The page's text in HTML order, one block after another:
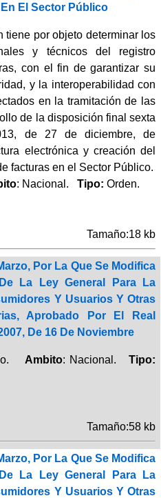
El Sector Público
tiene por objeto determinar los
y técnicos del registro
con el fin de garantizar su
y la interoperabilidad con
en la tramitación de las
de la disposición final sexta
de 27 de diciembre, de
electrónica y creación del
facturas en el Sector Público.
: Nacional. Tipo: Orden.
Tamaño:18 kb
Por La Que Se Modifica
La Ley General Para La
Y Usuarios Y Otras
Aprobado Por El Real
De 16 De Noviembre
Ambito: Nacional.Tipo:
Tamaño:58 kb
Por La Que Se Modifica
La Ley General Para La
Y Usuarios Y Otras